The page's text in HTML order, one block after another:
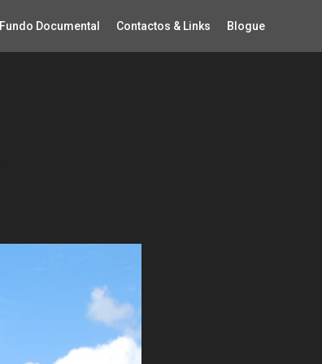
Fundo Documental Contactos & Links Blogue